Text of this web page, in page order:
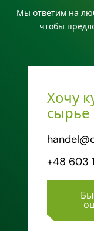
Мы ответим на
чтобы
Хочу
сырье
+48 603